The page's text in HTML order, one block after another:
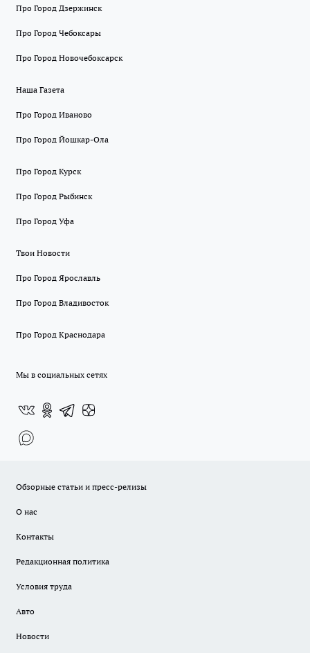
Про Город Дзержинск
Про Город Чебоксары
Про Город Новочебоксарск
Наша Газета
Про Город Иваново
Про Город Йошкар-Ола
Про Город Курск
Про Город Рыбинск
Про Город Уфа
Твои Новости
Про Город Ярославль
Про Город Владивосток
Про Город Краснодара
Мы в социальных сетях
Обзорные статьи и пресс-релизы
О нас
Контакты
Редакционная политика
Условия труда
Авто
Новости